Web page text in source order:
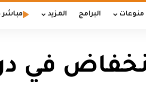
منوعات البرامج المزيد مباشر
في